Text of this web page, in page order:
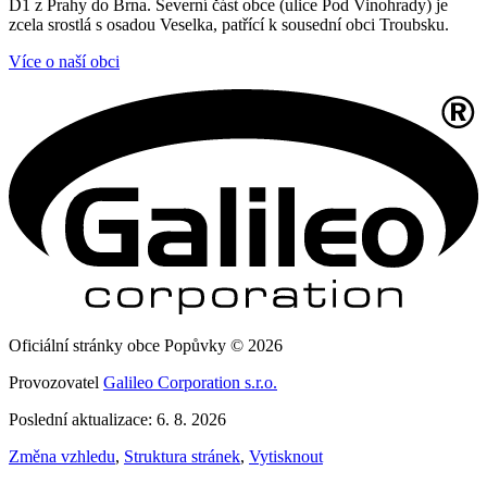
D1 z Prahy do Brna. Severní část obce (ulice Pod Vinohrady) je
zcela srostlá s osadou Veselka, patřící k sousední obci Troubsku.
Více o naší obci
Oficiální stránky obce Popůvky © 2026
Provozovatel Galileo Corporation s.r.o.
Poslední aktualizace: 6. 8. 2026
Změna vzhledu, Struktura stránek, Vytisknout